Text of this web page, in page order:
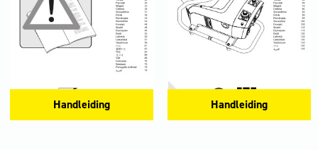
Handleiding Handleiding